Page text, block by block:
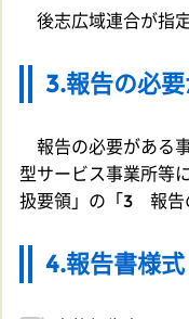
後志広域連合が指
3.報告の必
報告の必要がある
型サービス事業所等
扱要領」の「3 報告
4.報告書様式